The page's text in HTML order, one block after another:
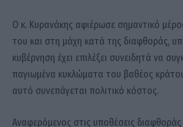
Ο κ. Κυρανάκης αφιέρωσε σημαντικό
του και στη μάχη κατά της διαφθοράς,
κυβέρνηση έχει επιλέξει συνειδητά να
παγιωμένα κυκλώματα του βαθέος
αυτό συνεπάγεται πολιτικό κόστος.
Αναφερόμενος στις υποθέσεις